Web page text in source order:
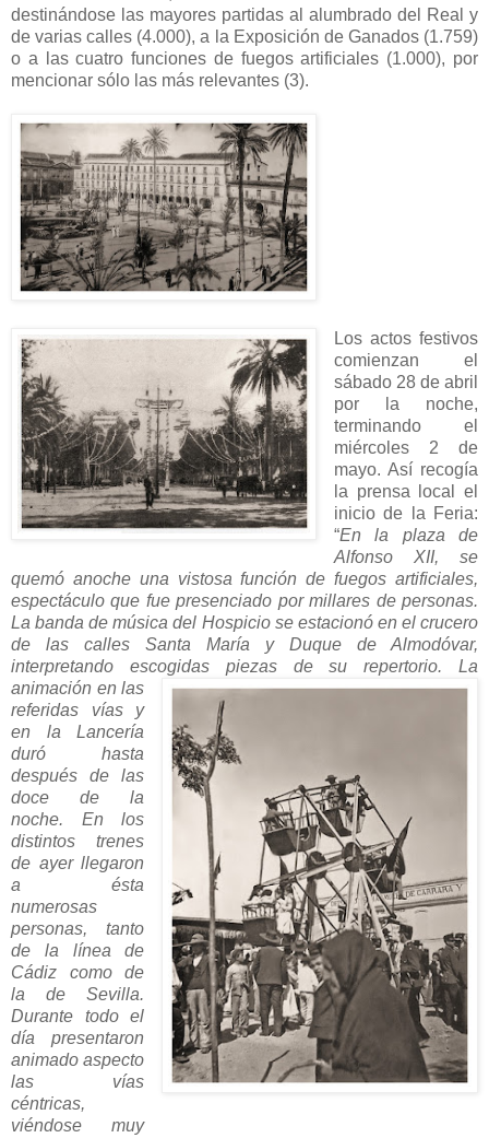
destinándose las mayores partidas al alumbrado del Real y
de varias calles (4.000), a la Exposición de Ganados (1.759)
o a las cuatro funciones de fuegos artificiales (1.000), por
mencionar sólo las más relevantes (3).
Los actos festivos
comienzan el
sábado 28 de abril
por la noche,
terminando el
miércoles 2 de
mayo. Así recogía
la prensa local el
inicio de la Feria:
“En la plaza de
Alfonso XII, se
quemó anoche una vistosa función de fuegos artificiales,
espectáculo que fue presenciado por millares de personas.
La banda de música del Hospicio se estacionó en el crucero
de las calles Santa María y Duque de Almodóvar,
interpretando escogidas piezas desu repertorio. La
animación en las
referidas vías y
en la Lancería
duró hasta
después de las
doce de la
noche. En los
distintos trenes
de ayer llegaron
a ésta
numerosas
personas, tanto
de la línea de
Cádiz como de
la de Sevilla.
Durante todo el
día presentaron
animado aspecto
las vías
céntricas,
viéndose muy